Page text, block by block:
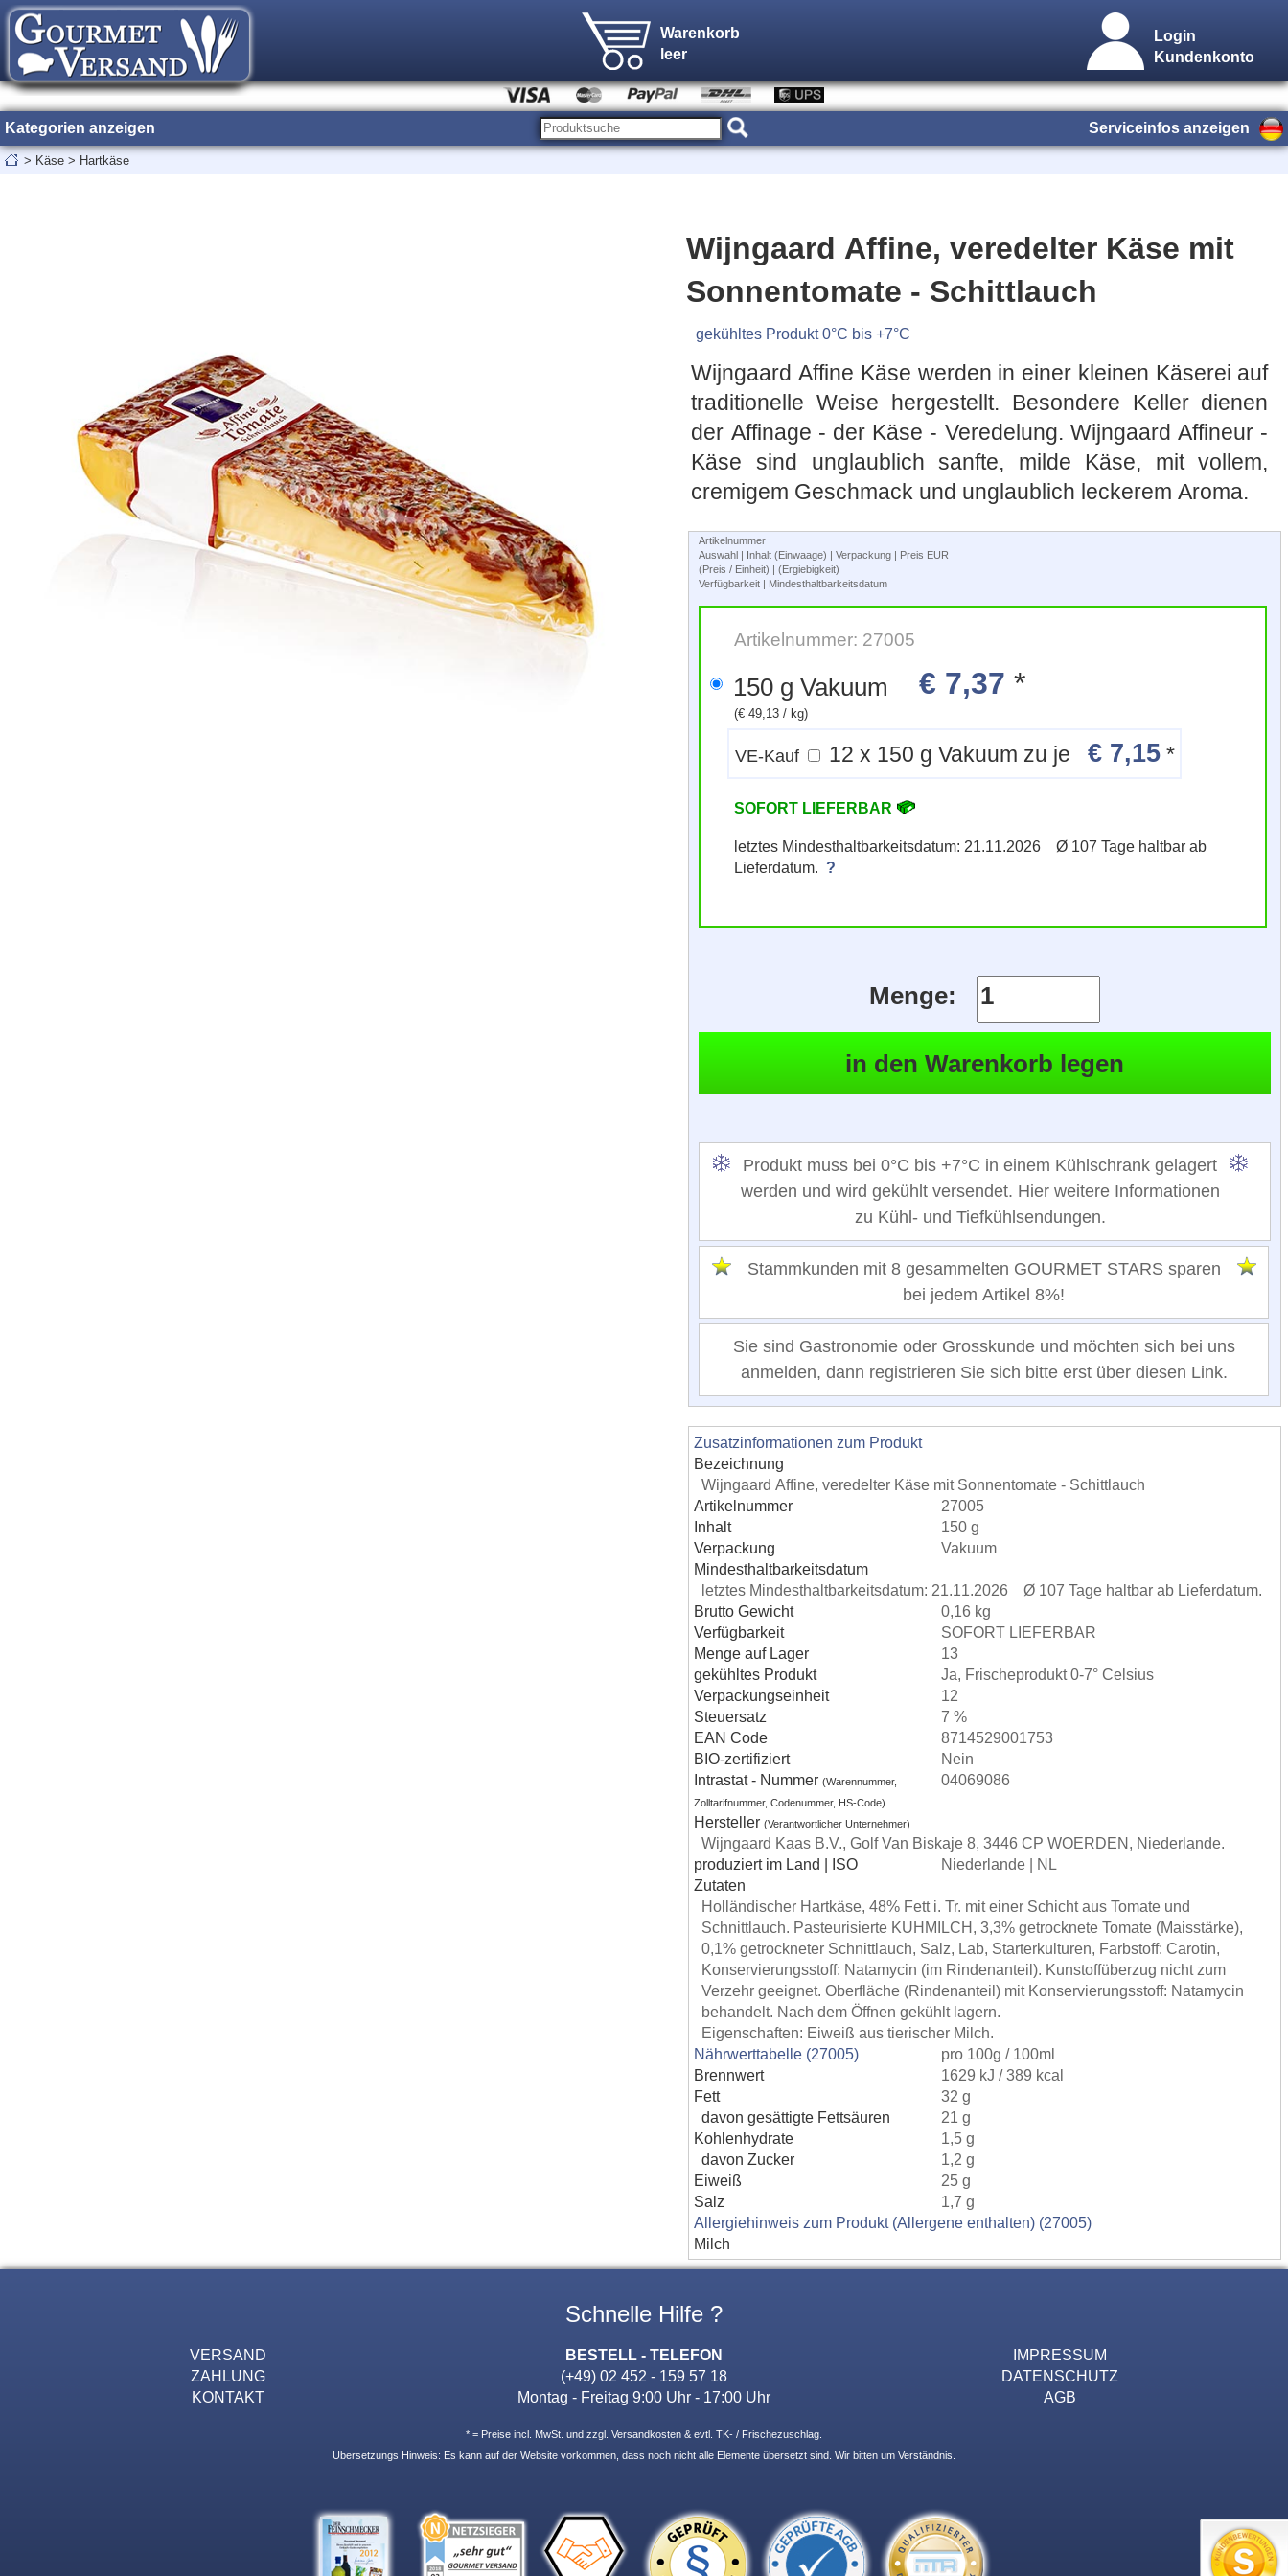
Warenkorb
leer
Login
Kundenkonto
Kategorien anzeigen Serviceinfos anzeigen
> Käse > Hartkäse
Wijngaard Affine, veredelter Käse mit
Sonnentomate - Schittlauch
gekühltes Produkt 0°C bis +7°C
Wijngaard Affine Käse werden in einer kleinen Käserei auf
traditionelle Weise hergestellt. Besondere Keller dienen
der Affinage - der Käse - Veredelung. Wijngaard Affineur -
Käse sind unglaublich sanfte, milde Käse, mit vollem,
cremigem Geschmack und unglaublich leckerem Aroma.
Artikelnummer
Auswahl | Inhalt (Einwaage) | Verpackung | Preis EUR
(Preis / Einheit) | (Ergiebigkeit)
Verfügbarkeit | Mindesthaltbarkeitsdatum
Artikelnummer: 27005
150 g Vakuum € 7,37 *
(€ 49,13 / kg)
VE-Kauf 12 x 150 g Vakuum zu je € 7,15*
SOFORT LIEFERBAR
letztes Mindesthaltbarkeitsdatum: 21.11.2026 Ø 107 Tage haltbar ab
Lieferdatum. ?
Menge:
Produkt muss bei 0°C bis +7°C in einem Kühlschrank gelagert
werden und wird gekühlt versendet. Hier weitere Informationen
zu Kühl- und Tiefkühlsendungen.
Stammkunden mit 8 gesammelten GOURMET STARS sparen
bei jedem Artikel 8%!
Sie sind Gastronomie oder Grosskunde und möchten sich bei uns
anmelden, dann registrieren Sie sich bitte erst über diesen Link.
Zusatzinformationen zum Produkt
Bezeichnung
Wijngaard Affine, veredelter Käse mit Sonnentomate - Schittlauch
Artikelnummer
27005
Inhalt
150 g
Verpackung
Vakuum
Mindesthaltbarkeitsdatum
letztes Mindesthaltbarkeitsdatum: 21.11.2026 Ø 107 Tage haltbar ab Lieferdatum.
Brutto Gewicht
0,16 kg
Verfügbarkeit
SOFORT LIEFERBAR
Menge auf Lager
13
gekühltes Produkt
Ja, Frischeprodukt 0-7° Celsius
Verpackungseinheit
12
Steuersatz
7 %
EAN Code
8714529001753
BIO-zertifiziert
Nein
Intrastat - Nummer(Warennummer,
Zolltarifnummer, Codenummer, HS-Code)
04069086
Hersteller(Verantwortlicher Unternehmer)
Wijngaard Kaas B.V., Golf Van Biskaje 8, 3446 CP WOERDEN, Niederlande.
produziert im Land | ISO
Niederlande | NL
Zutaten
Holländischer Hartkäse, 48% Fett i. Tr. mit einer Schicht aus Tomate und
Schnittlauch. Pasteurisierte KUHMILCH, 3,3% getrocknete Tomate (Maisstärke),
0,1% getrockneter Schnittlauch, Salz, Lab, Starterkulturen, Farbstoff: Carotin,
Konservierungsstoff: Natamycin (im Rindenanteil). Kunstoffüberzug nicht zum
Verzehr geeignet. Oberfläche (Rindenanteil) mit Konservierungsstoff: Natamycin
behandelt. Nach dem Öffnen gekühlt lagern.
Eigenschaften: Eiweiß aus tierischer Milch.
Nährwerttabelle (27005)
pro 100g / 100ml
Brennwert
1629 kJ / 389 kcal
Fett
32 g
davon gesättigte Fettsäuren
21 g
Kohlenhydrate
1,5 g
davon Zucker
1,2 g
Eiweiß
25 g
Salz
1,7 g
Allergiehinweis zum Produkt (Allergene enthalten) (27005)
Milch
Schnelle Hilfe ?
VERSAND
ZAHLUNG
KONTAKT
BESTELL - TELEFON
(+49) 02 452 - 159 57 18
Montag - Freitag 9:00 Uhr - 17:00 Uhr
IMPRESSUM
DATENSCHUTZ
AGB
* = Preise incl. MwSt. und zzgl. Versandkosten & evtl. TK- / Frischezuschlag.
Übersetzungs Hinweis: Es kann auf der Website vorkommen, dass noch nicht alle Elemente übersetzt sind. Wir bitten um Verständnis.